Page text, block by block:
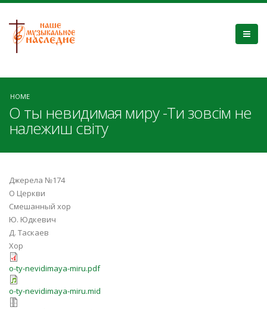
HOME
О ты невидимая миру -Ти зовсім не
належиш світу
Джерела №174
О Церкви
Смешанный хор
Ю. Юдкевич
Д. Таскаев
Хор
o-ty-nevidimaya-miru.pdf
o-ty-nevidimaya-miru.mid